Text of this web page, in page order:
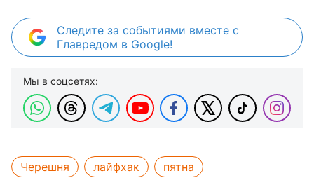
Следите за событиями вместе с
Главредом в Google!
Мы в соцсетях:
Черешня лайфхак пятна